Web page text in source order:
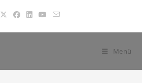
Menü